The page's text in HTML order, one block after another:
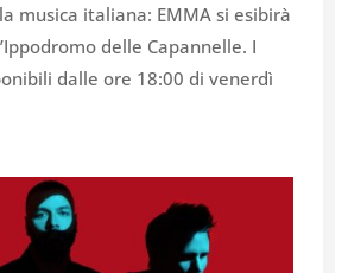
musica italiana: EMMA si esibirà
delle Capannelle. I
dalle ore 18:00 di venerdì